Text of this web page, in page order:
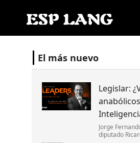
El más nuevo
Legislar:
Jorge
diputado